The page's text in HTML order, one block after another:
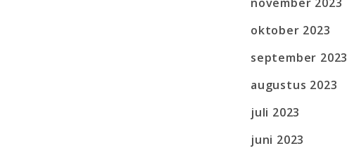
oktober 2023
september 2023
augustus 2023
juli 2023
juni 2023